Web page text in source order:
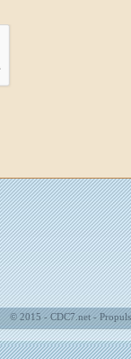
© 2015 - CDC7.net -